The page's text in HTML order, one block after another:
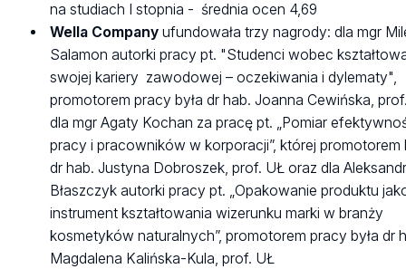
na studiach I stopnia - średnia ocen 4,69
Wella Company ufundowała trzy nagrody: dla mgr
Salamon autorki pracy pt. "Studenci wobec
swojej kariery zawodowej – oczekiwania i dylematy",
promotorem pracy była dr hab. Joanna Cewińska,
dla mgr Agaty Kochan za pracę pt. „Pomiar
pracy i pracowników w korporacji”, której promotorem
dr hab. Justyna Dobroszek, prof. UŁ oraz dla
Błaszczyk autorki pracy pt. „Opakowanie produktu
instrument kształtowania wizerunku marki w branży
kosmetyków naturalnych”, promotorem pracy była dr
Magdalena Kalińska-Kula, prof. UŁ